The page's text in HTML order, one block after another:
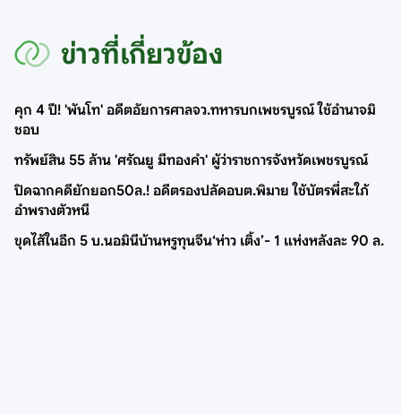
ข่าวที่เกี่ยวข้อง
คุก 4 ปี! 'พันโท' อดีตอัยการศาลจว.ทหารบกเพชรบูรณ์ ใช้อำนาจมิ
ชอบ
ทรัพย์สิน 55 ล้าน 'ศรัณยู มีทองคำ' ผู้ว่าราชการจังหวัดเพชรบูรณ์
ปิดฉากคดียักยอก50ล.! อดีตรองปลัดอบต.พิมาย ใช้บัตรพี่สะใภ้
อำพรางตัวหนี
ขุดไส้ในอีก 5 บ.นอมินีบ้านหรูทุนจีน‘ห่าว เติ้ง’- 1 แห่งหลังละ 90 ล.